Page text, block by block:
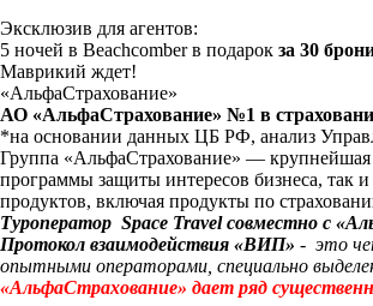
Эксклюзив для агентов:
5 ночей в Beachcomber в подарок за 30
Маврикий ждет!
«АльфаСтрахование»
АО «АльфаСтрахование» №1 в
*на основании данных ЦБ РФ, анализ
Группа «АльфаСтрахование» — крупнейшая
программы защиты интересов бизнеса, так
продуктов, включая продукты по
Туроператор Space Travel совместно с
Протокол взаимодействия «ВИП» - это
опытными операторами, специально
«АльфаСтрахование» дает ряд